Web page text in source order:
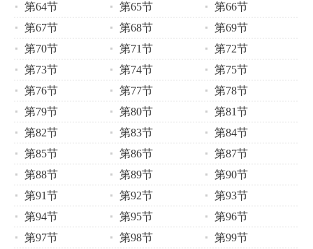
第64节
第65节
第66节
第67节
第68节
第69节
第70节
第71节
第72节
第73节
第74节
第75节
第76节
第77节
第78节
第79节
第80节
第81节
第82节
第83节
第84节
第85节
第86节
第87节
第88节
第89节
第90节
第91节
第92节
第93节
第94节
第95节
第96节
第97节
第98节
第99节